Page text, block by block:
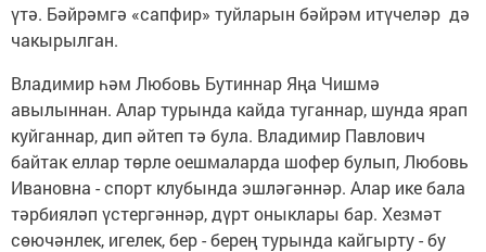
үтә. Бәйрәмгә «сапфир» туйларын бәйрәм итүчеләр дә
чакырылган.
Владимир һәм Любовь Бутиннар Яңа Чишмә
авылыннан. Алар турында кайда туганнар, шунда ярап
куйганнар, дип әйтеп тә була. Владимир Павлович
байтак еллар төрле оешмаларда шофер булып, Любовь
Ивановна - спорт клубында эшләгәннәр. Алар ике бала
тәрбияләп үстергәннәр, дүрт оныклары бар. Хезмәт
сөючәнлек, игелек, бер - берең турында кайгырту - бу